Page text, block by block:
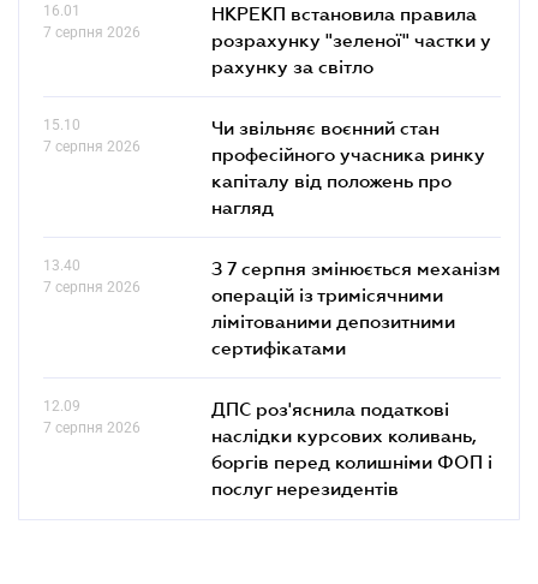
16.01
7 серпня 2026
НКРЕКП встановила правила
розрахунку "зеленої" частки у
рахунку за світло
15.10
7 серпня 2026
Чи звільняє воєнний стан
професійного учасника ринку
капіталу від положень про
нагляд
13.40
7 серпня 2026
З 7 серпня змінюється механізм
операцій із тримісячними
лімітованими депозитними
сертифікатами
12.09
7 серпня 2026
ДПС роз'яснила податкові
наслідки курсових коливань,
боргів перед колишніми ФОП і
послуг нерезидентів